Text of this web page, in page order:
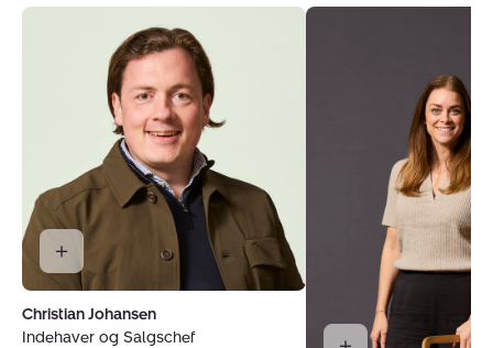
Christian Johansen
Indehaver og Salgschef